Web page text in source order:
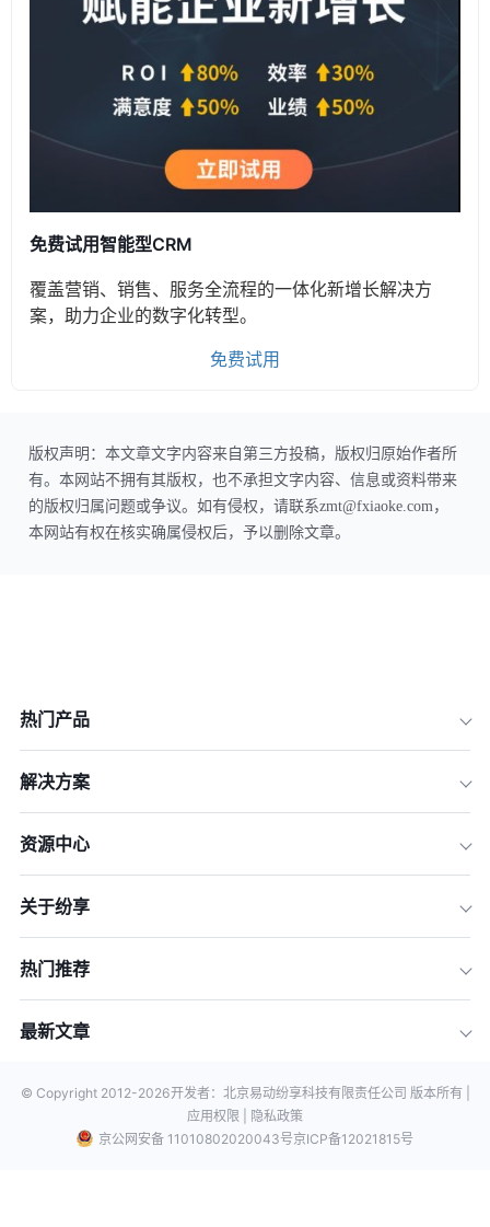
免费试用智能型CRM
覆盖营销、销售、服务全流程的一体化新增长解决方
案，助力企业的数字化转型。
免费试用
版权声明：本文章文字内容来自第三方投稿，版权归原始作者所
有。本网站不拥有其版权，也不承担文字内容、信息或资料带来
的版权归属问题或争议。如有侵权，请联系zmt@fxiaoke.com，
本网站有权在核实确属侵权后，予以删除文章。
热门产品
解决方案
资源中心
关于纷享
热门推荐
最新文章
© Copyright 2012-2026开发者：北京易动纷享科技有限责任公司 版本所有 |
应用权限 |
隐私政策
京公网安备 11010802020043号京ICP备12021815号